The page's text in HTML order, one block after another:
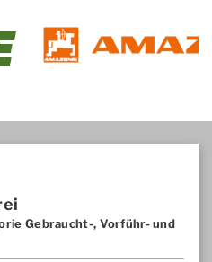
Gebraucht-, Vorführ- und